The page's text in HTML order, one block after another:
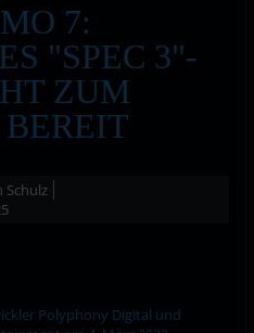
7:
"SPEC 3"-
ZUM
Schulz
Polyphony Digital und